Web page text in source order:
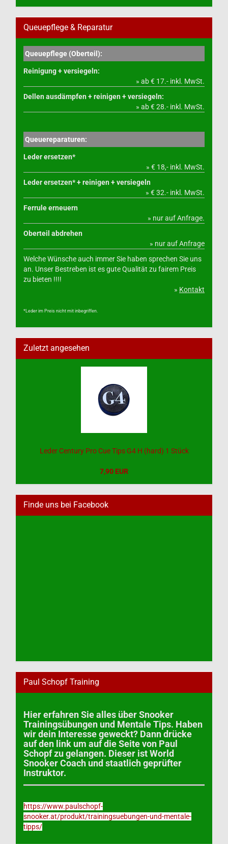
Queuepflege & Reparatur
Queuepflege (Oberteil):
Reinigung + versiegeln:
» ab € 17.- inkl. MwSt.
Dellen ausdämpfen + reinigen + versiegeln:
» ab € 28.- inkl. MwSt.
Queuereparaturen:
Leder ersetzen*
» € 18,- inkl. MwSt.
Leder ersetzen* + reinigen + versiegeln
» € 32.- inkl. MwSt.
Ferrule erneuern
» nur auf Anfrage.
Oberteil abdrehen
» nur auf Anfrage
Welche Wünsche auch immer Sie haben sprechen Sie uns
an. Unser Bestreben ist es gute Qualität zu fairem Preis
zu bieten !!!!
» Kontakt
*Leder im Preis nicht mit inbegriffen.
Zuletzt angesehen
Leder Century Pro Cue Tips G4 H (hard) 1 Stück
7,90 EUR
Finde uns bei Facebook
Paul Schopf Training
Hier erfahren Sie alles über Snooker
Trainingsübungen und Mentale Tips. Haben
wir dein Interesse geweckt? Dann drücke
auf den link um auf die Seite von Paul
Schopf zu gelangen. Dieser ist World
Snooker Coach und staatlich geprüfter
Instruktor.
https://www.paulschopf-
snooker.at/produkt/trainingsuebungen-und-mentale-
tipps/